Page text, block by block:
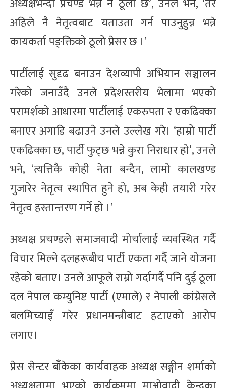
अहिले नै नेतृत्वबाट यताउता गर्न पाउनुहुन्न भन्ने
कायकर्ता पङ्क्तिको ठूलो प्रेसर छ ।’
पार्टीलाई सुदृढ बनाउन देशव्यापी अभियान सञ्चालन
गरेको जनाउँदै उनले प्रदेशस्तरीय भेलामा भएको
परामर्शको आधारमा पार्टीलाई एकरुपता र एकढिक्का
बनाएर अगाडि बढाउने उनले उल्लेख गरे। ‘हाम्रो पार्टी
एकढिक्का छ, पार्टी फुट्छ भन्ने कुरा निराधार हो’, उनले
भने, ‘त्यत्तिकै कोही नेता बन्दैन, लामो कालखण्ड
गुजारेर नेतृत्व स्थापित हुने हो, अब केही तयारी गरेर
नेतृत्व हस्तान्तरण गर्ने हो ।’
अध्यक्ष प्रचण्डले समाजवादी मोर्चालाई व्यवस्थित गर्दै
विचार मिल्ने दलहरूबीच पार्टी एकता गर्दै जाने योजना
रहेको बताए। उनले आफूले राम्रो गर्दागर्दै पनि दुई ठूला
दल नेपाल कम्युनिष्ट पार्टी (एमाले) र नेपाली कांग्रेसले
बलमिच्याइँ गरेर प्रधानमन्त्रीबाट हटाएको आरोप
लगाए।
प्रेस सेन्टर बाँकेका कार्यवाहक अध्यक्ष सङ्गीन शर्माको